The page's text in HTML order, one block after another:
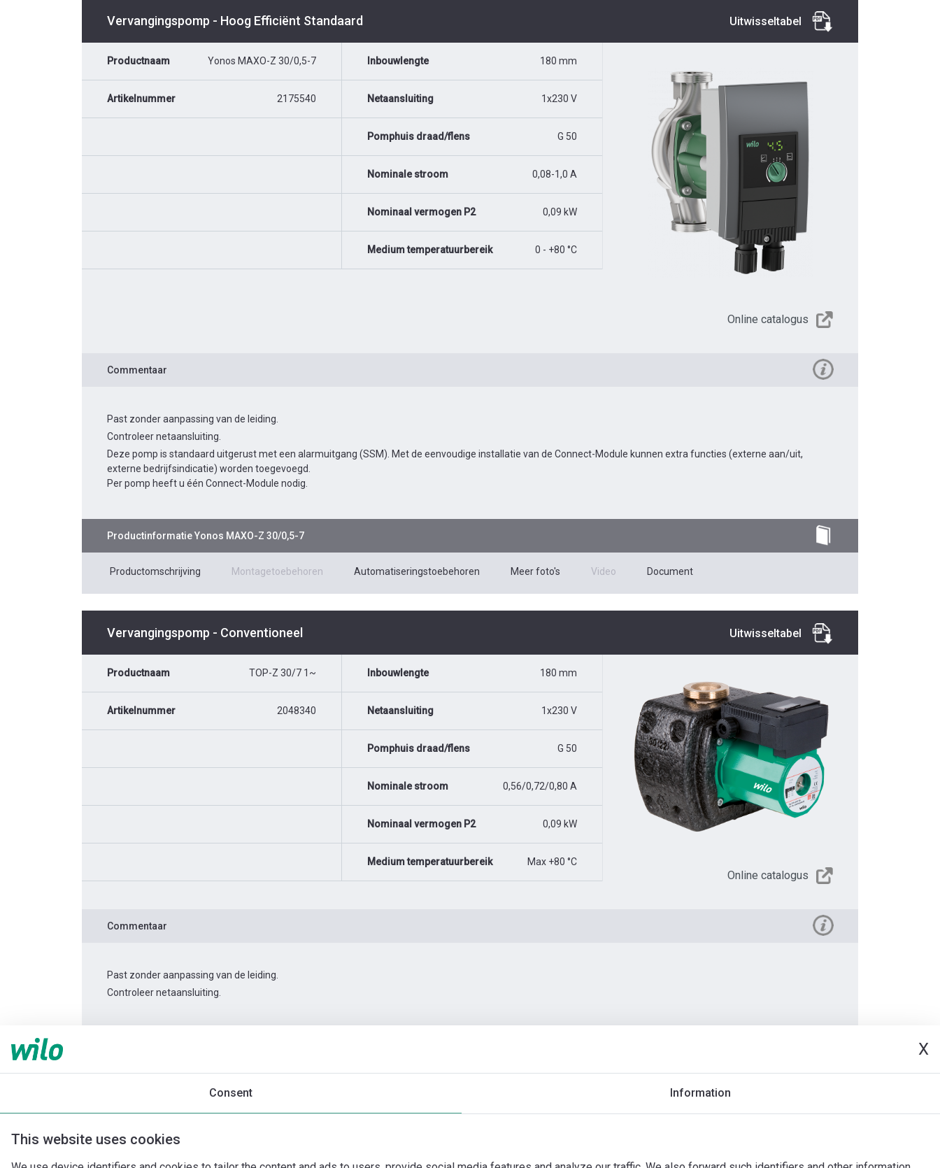
X
Consent Information
This website uses cookies
Vervangingspomp - Hoog Efficiënt Standaard Uitwisseltabel
Productnaam Yonos MAXO-Z 30/0,5-7
Artikelnummer 2175540
Inbouwlengte 180 mm
Netaansluiting 1x230 V
Pomphuis draad/flens G 50
Nominale stroom 0,08-1,0 A
Nominaal vermogen P2 0,09 kW
Medium temperatuurbereik 0 - +80 °C
Online catalogus
Commentaar
Past zonder aanpassing van de leiding.
Controleer netaansluiting.
Deze pomp is standaard uitgerust met een alarmuitgang (SSM). Met de eenvoudige installatie van de Connect-Module kunnen extra functies (externe aan/uit,
externe bedrijfsindicatie) worden toegevoegd.
Per pomp heeft u één Connect-Module nodig.
ProductinformatieYonos MAXO-Z 30/0,5-7
Productomschrijving Montagetoebehoren Automatiseringstoebehoren Meer foto's Video Document
Vervangingspomp - Conventioneel Uitwisseltabel
Productnaam TOP-Z 30/7 1~
Artikelnummer 2048340
Inbouwlengte 180 mm
Netaansluiting 1x230 V
Pomphuis draad/flens G 50
Nominale stroom 0,56/0,72/0,80 A
Nominaal vermogen P2 0,09 kW
Medium temperatuurbereik Max +80 °C
Online catalogus
Commentaar
Past zonder aanpassing van de leiding.
Controleer netaansluiting.